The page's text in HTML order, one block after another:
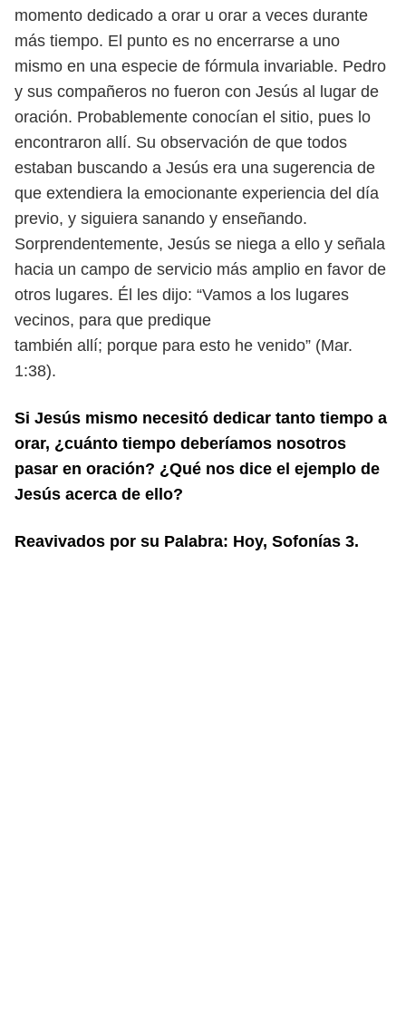
momento dedicado a orar u orar a veces durante
más tiempo. El punto es no encerrarse a uno
mismo en una especie de fórmula invariable. Pedro
y sus compañeros no fueron con Jesús al lugar de
oración. Probablemente conocían el sitio, pues lo
encontraron allí. Su observación de que todos
estaban buscando a Jesús era una sugerencia de
que extendiera la emocionante experiencia del día
previo, y siguiera sanando y enseñando.
Sorprendentemente, Jesús se niega a ello y señala
hacia un campo de servicio más amplio en favor de
otros lugares. Él les dijo: “Vamos a los lugares
vecinos, para que predique
también allí; porque para esto he venido” (Mar.
1:38).
Si Jesús mismo necesitó dedicar tanto tiempo a
orar, ¿cuánto tiempo deberíamos nosotros
pasar en oración? ¿Qué nos dice el ejemplo de
Jesús acerca de ello?
Reavivados por su Palabra: Hoy, Sofonías 3.